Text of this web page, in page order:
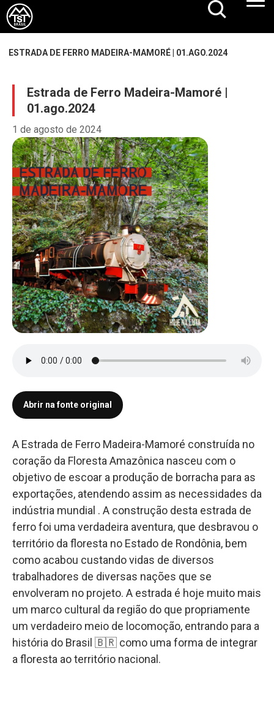
ESTRADA DE FERRO MADEIRA-MAMORÉ | 01.AGO.2024
Estrada de Ferro Madeira-Mamoré |
01.ago.2024
1 de agosto de 2024
Abrir na fonte original
A Estrada de Ferro Madeira-Mamoré construída no
coração da Floresta Amazônica nasceu com o
objetivo de escoar a produção de borracha para as
exportações, atendendo assim as necessidades da
indústria mundial . A construção desta estrada de
ferro foi uma verdadeira aventura, que desbravou o
território da floresta no Estado de Rondônia, bem
como acabou custando vidas de diversos
trabalhadores de diversas nações que se
envolveram no projeto. A estrada é hoje muito mais
um marco cultural da região do que propriamente
um verdadeiro meio de locomoção, entrando para a
história do Brasil 🇧🇷 como uma forma de integrar
a floresta ao território nacional.